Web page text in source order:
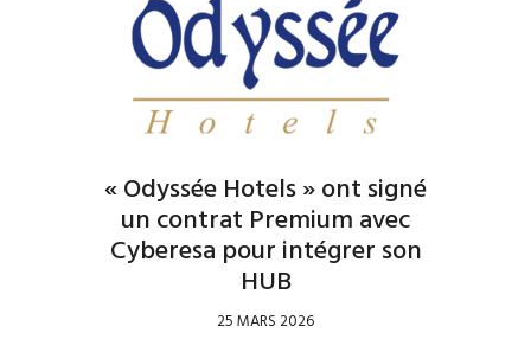
« Odyssée Hotels » ont signé
un contrat Premium avec
Cyberesa pour intégrer son
HUB
25 MARS 2026